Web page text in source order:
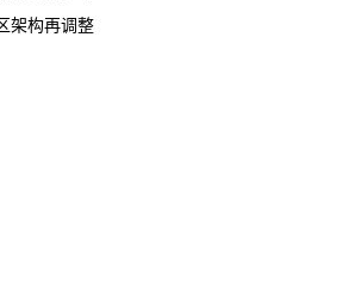
架构再调整